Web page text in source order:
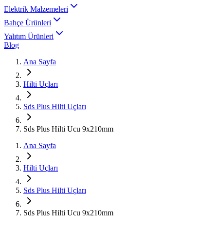
Elektrik Malzemeleri
Bahçe Ürünleri
Yalıtım Ürünleri
Blog
Ana Sayfa
Hilti Uçları
Sds Plus Hilti Uçları
Sds Plus Hilti Ucu 9x210mm
Ana Sayfa
Hilti Uçları
Sds Plus Hilti Uçları
Sds Plus Hilti Ucu 9x210mm